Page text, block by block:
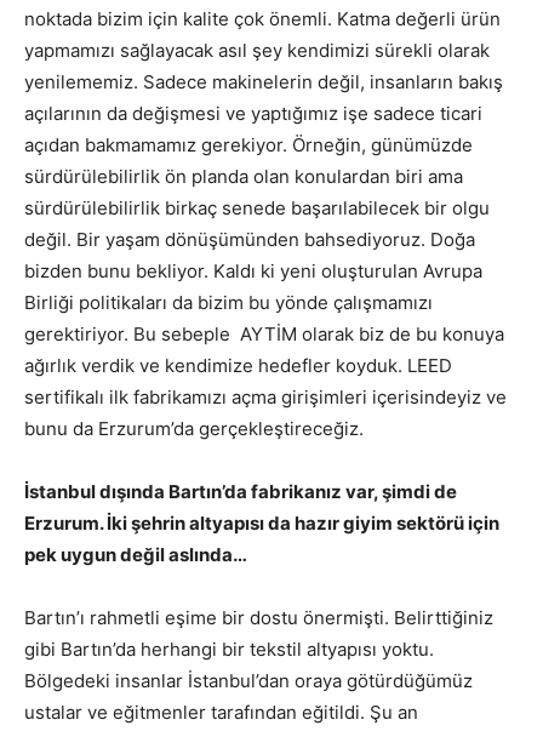
noktada bizim için kalite çok önemli. Katma değerli ürün
yapmamızı sağlayacak asıl şey kendimizi sürekli olarak
yenilememiz. Sadece makinelerin değil, insanların bakış
açılarının da değişmesi ve yaptığımız işe sadece ticari
açıdan bakmamamız gerekiyor. Örneğin, günümüzde
sürdürülebilirlik ön planda olan konulardan biri ama
sürdürülebilirlik birkaç senede başarılabilecek bir olgu
değil. Bir yaşam dönüşümünden bahsediyoruz. Doğa
bizden bunu bekliyor. Kaldı ki yeni oluşturulan Avrupa
Birliği politikaları da bizim bu yönde çalışmamızı
gerektiriyor. Bu sebeple AYTİM olarak biz de bu konuya
ağırlık verdik ve kendimize hedefler koyduk. LEED
sertifikalı ilk fabrikamızı açma girişimleri içerisindeyiz ve
bunu da Erzurum’da gerçekleştireceğiz.
İstanbul dışında Bartın’da fabrikanız var, şimdi de
Erzurum. İki şehrin altyapısı da hazır giyim sektörü için
pek uygun değil aslında…
Bartın’ı rahmetli eşime bir dostu önermişti. Belirttiğiniz
gibi Bartın’da herhangi bir tekstil altyapısı yoktu.
Bölgedeki insanlar İstanbul’dan oraya götürdüğümüz
ustalar ve eğitmenler tarafından eğitildi. Şu an